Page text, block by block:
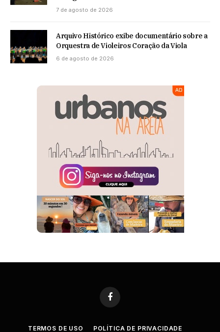
7 de agosto de 2026
Arquivo Histórico exibe documentário sobre a
Orquestra de Violeiros Coração da Viola
6 de agosto de 2026
Facebook
TERMOS DE USO POLÍTICA DE PRIVACIDADE